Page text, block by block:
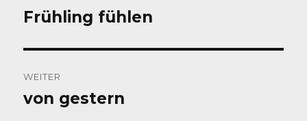
Vorheriger
Frühling fühlen
WEITER
Nächster
von gestern